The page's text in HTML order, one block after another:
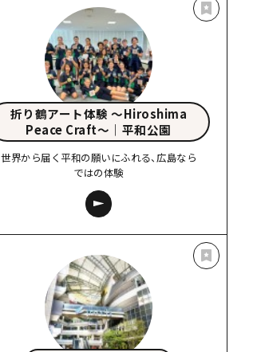
折り鶴アート体験 〜Hiroshima
Peace Craft〜｜平和公園
世界から届く平和の願いにふれる、広島なら
ではの体験